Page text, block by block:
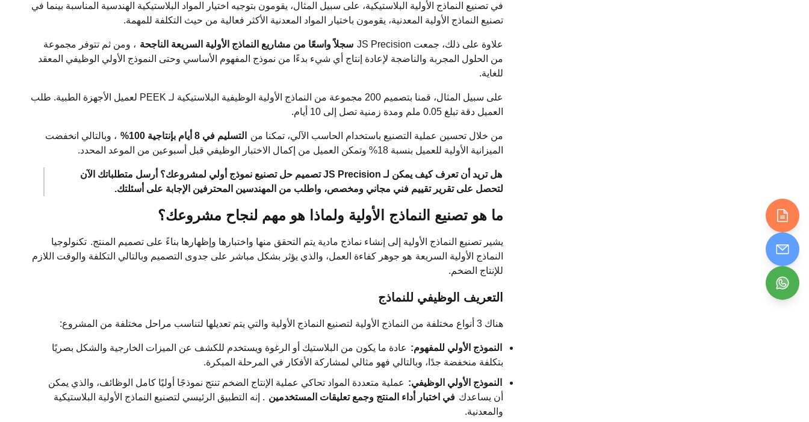
في تصنيع النماذج الأولية البلاستيكية، على سبيل المثال، يقومون بتوجيه اختيار المواد البلاستيكية الهندسية المناسبة بينما في
تصنيع النماذج الأولية المعدنية، يقومون باختيار المواد المعدنية الأكثر فعالية من حيث التكلفة للمهمة.
علاوة على ذلك، جمعت JS Precision سجلاً واسعًا من مشاريع النماذج الأولية السريعة الناجحة ، ومن ثم تتوفر مجموعة
من الحلول المجربة والناضجة لإعادة إنتاج أي شيء بدءًا من نموذج المفهوم الأساسي وحتى النموذج الأولي الوظيفي المعقد
للغاية.
على سبيل المثال، قمنا بتصميم 200 مجموعة من النماذج الأولية الوظيفية البلاستيكية لـ PEEK لعميل الأجهزة الطبية. طلب
العميل دقة تبلغ 0.05 ملم ومدة زمنية تصل إلى 10 أيام.
من خلال تحسين عملية التصنيع باستخدام الحاسب الآلي، تمكنا من التسليم في 8 أيام بإنتاجية 100%
، وبالتالي انخفضت
الميزانية الأولية للعميل بنسبة 18% وتمكن العميل من إكمال الاختبار الوظيفي قبل أسبوعين من الموعد المحدد.
هل تريد أن تعرف كيف يمكن لـ JS Precision تصميم حل تصنيع نموذج أولي لمشروعك؟ أرسل متطلباتك الآن
لتحصل على تقرير تقييم فني مجاني ومخصص، واطلب من المهندسين المحترفين الإجابة على أسئلتك.
ما هو تصنيع النماذج الأولية ولماذا هو مهم لنجاح مشروعك؟
يشير تصنيع النماذج الأولية إلى إنشاء نماذج مادية يتم التحقق منها واختبارها وإظهارها بناءً على تصميم المنتج. تكنولوجيا
النماذج الأولية السريعة هو جوهر كفاءة العمل، والذي يؤثر بشكل مباشر على جدوى التصميم وبالتالي التكلفة والوقت اللازم
للإنتاج الضخم.
التعريف الوظيفي للنماذج
هناك 3 أنواع مختلفة من النماذج الأولية لتصنيع النماذج الأولية والتي يتم تعديلها لتناسب مراحل مختلفة من المشروع:
النموذج الأولي للمفهوم: عادة ما يكون من البلاستيك أو الرغوة ويستخدم للكشف عن الميزات الخارجية والشكل بصريًا
بتكلفة منخفضة جدًا، وبالتالي فهو مثالي لمشاركة الأفكار في المرحلة المبكرة.
النموذج الأولي الوظيفي: عملية متعددة المواد تحاكي عملية الإنتاج الضخم تنتج نموذجًا أوليًا كامل الوظائف، والذي يمكن
أن يساعدك في اختبار أداء المنتج وجمع تعليقات المستخدمين . إنه التطبيق الرئيسي لتصنيع النماذج الأولية البلاستيكية
والمعدنية.